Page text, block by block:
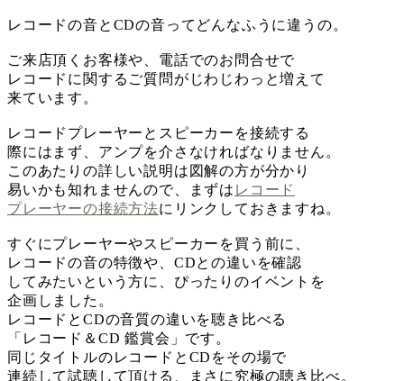
レコードの音とCDの音ってどんなふうに違うの。
ご来店頂くお客様や、電話でのお問合せで
レコードに関するご質問がじわじわっと増えて
来ています。
レコードプレーヤーとスピーカーを接続する
際にはまず、アンプを介さなければなりません。
このあたりの詳しい説明は図解の方が分かり
易いかも知れませんので、まずは レコード
プレーヤーの接続方法にリンクしておきますね。
すぐにプレーヤーやスピーカーを買う前に、
レコードの音の特徴や、CDとの違いを確認
してみたいという方に、ぴったりのイベントを
企画しました。
レコードとCDの音質の違いを聴き比べる
「レコード＆CD 鑑賞会」です。
同じタイトルのレコードとCDをその場で
連続して試聴して頂ける、まさに究極の聴き比べ。